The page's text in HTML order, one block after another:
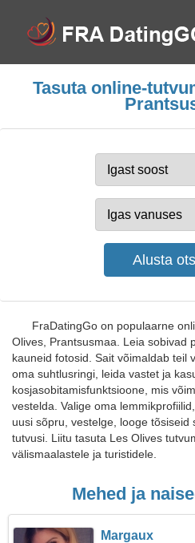
Tasuta online-
FraDatingGo on populaarne
Olives, Prantsusmaa. Leia sobivad
kauneid fotosid. Sait võimaldab teil
oma suhtlusringi, leida vastet ja
kosjasobitamisfunktsioone, mis
vestelda. Valige oma
uusi sõpru, vestelge, looge tõsiseid
tutvusi. Liitu tasuta Les Olives
välismaalastele ja turistidele.
Mehed ja
Margaux